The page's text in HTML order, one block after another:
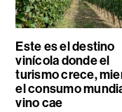
Este es el destino
vinícola donde el
turismo crece,
el consumo
vino cae